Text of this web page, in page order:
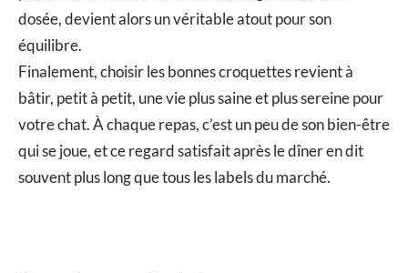
dosée, devient alors un véritable atout pour son
équilibre.
Finalement, choisir les bonnes croquettes revient à
bâtir, petit à petit, une vie plus saine et plus sereine pour
votre chat. À chaque repas, c’est un peu de son bien-être
qui se joue, et ce regard satisfait après le dîner en dit
souvent plus long que tous les labels du marché.